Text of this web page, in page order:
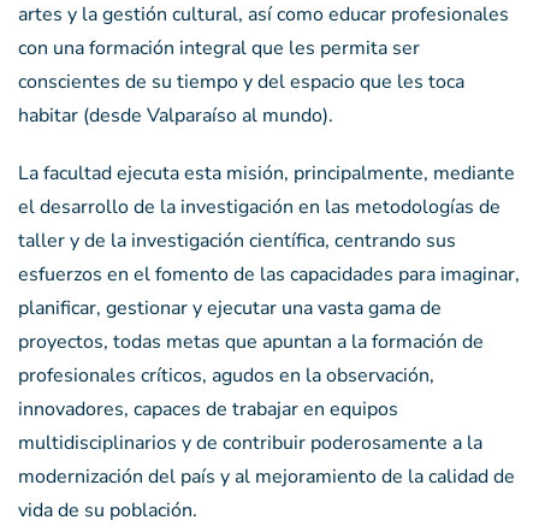
artes y la gestión cultural, así como educar profesionales
con una formación integral que les permita ser
conscientes de su tiempo y del espacio que les toca
habitar (desde Valparaíso al mundo).
La facultad ejecuta esta misión, principalmente, mediante
el desarrollo de la investigación en las metodologías de
taller y de la investigación científica, centrando sus
esfuerzos en el fomento de las capacidades para imaginar,
planificar, gestionar y ejecutar una vasta gama de
proyectos, todas metas que apuntan a la formación de
profesionales críticos, agudos en la observación,
innovadores, capaces de trabajar en equipos
multidisciplinarios y de contribuir poderosamente a la
modernización del país y al mejoramiento de la calidad de
vida de su población.